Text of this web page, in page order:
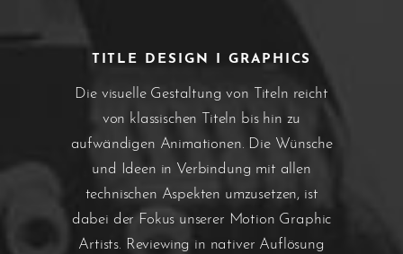
TITLE DESIGN I GRAPHICS
Die visuelle Gestaltung von Titeln reicht
von klassischen Titeln bis hin zu
aufwändigen Animationen. Die Wünsche
und Ideen in Verbindung mit allen
technischen Aspekten umzusetzen, ist
dabei der Fokus unserer Motion Graphic
Artists. Reviewing in nativer Auflösung